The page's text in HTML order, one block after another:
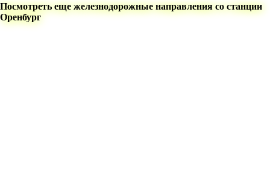
Посмотреть еще железнодорожные направления со станции
Оренбург